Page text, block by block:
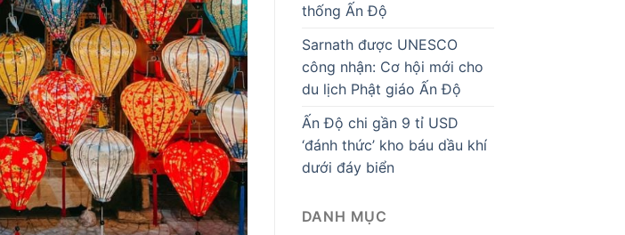
thống Ấn Độ
Sarnath được UNESCO
công nhận: Cơ hội mới cho
du lịch Phật giáo Ấn Độ
Ấn Độ chi gần 9 tỉ USD
‘đánh thức’ kho báu dầu khí
dưới đáy biển
DANH MỤC